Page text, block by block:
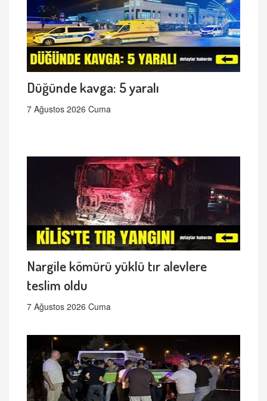
Düğünde kavga: 5 yaralı
7 Ağustos 2026 Cuma
Nargile kömürü yüklü tır alevlere
teslim oldu
7 Ağustos 2026 Cuma